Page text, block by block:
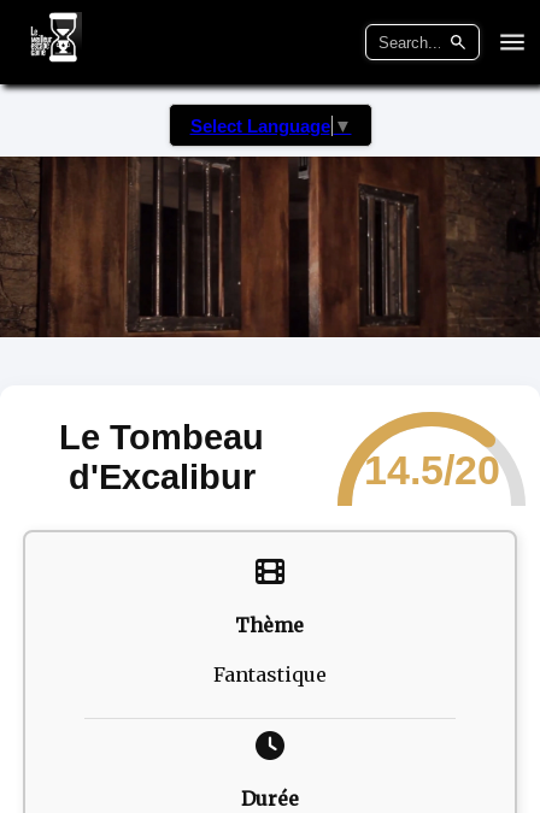
Select Language ▼
Le Tombeau
d'Excalibur
14.5/20
Thème
Fantastique
Durée